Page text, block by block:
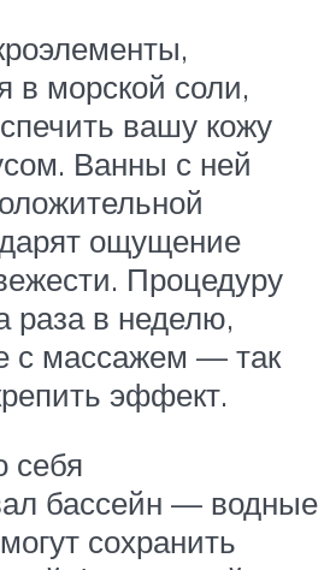
в морской соли,
вашу кожу
Ванны с ней
ощущение
Процедуру
раза в неделю,
с массажем — так
эффект.
себя
бассейн — водные
сохранить